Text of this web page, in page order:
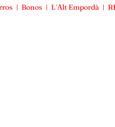
Bonos L´Alt Empordà
perros Bonos L´Alt Empordà